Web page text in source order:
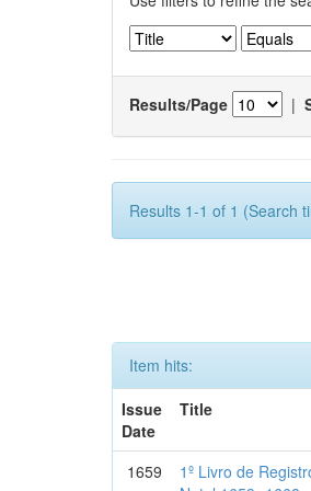
Results/Page |
Results 1-1 of 1 (Search
Item hits:
Issue
Date
Title
1659
1º Livro de